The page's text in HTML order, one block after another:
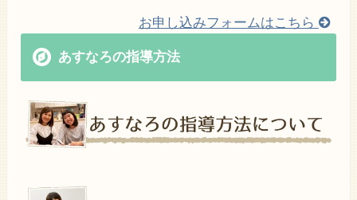
お申し込みフォームはこちら
あすなろの指導方法